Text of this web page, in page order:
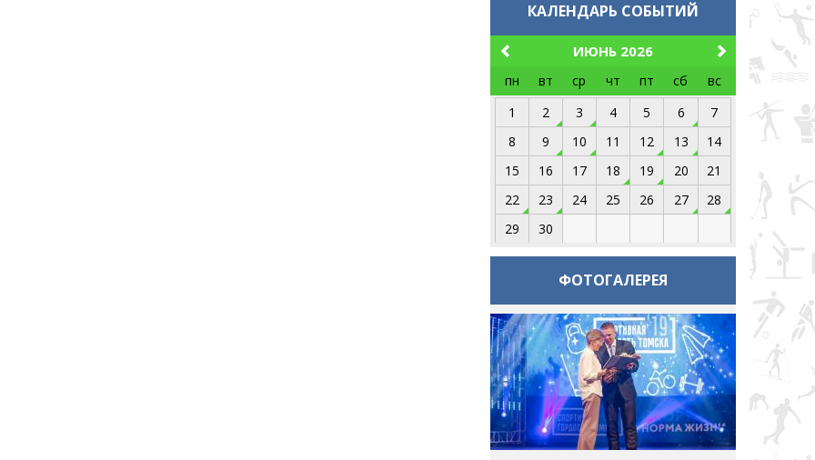
КАЛЕНДАРЬ СОБЫТИЙ
пн вт ср чт пт сб
вс
1
2 3 4 5 6
7
8
9 10 11 12 13
14
15
16 17 18 19 20
21
22
23 24 25 26 27
28
29
30
ИЮНЬ 2026
ФОТОГАЛЕРЕЯ